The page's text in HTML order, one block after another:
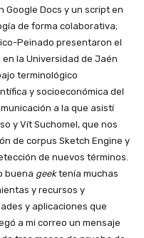
Docs y un script en
de forma colaborativa;
Peinado presentaron el
la Universidad de Jaén
terminológico
y socioeconómica del
a la que asistí
y Vít Suchomel, que nos
de corpus Sketch Engine y
de nuevos términos.
buena geektenía muchas
y recursos y
y aplicaciones que
a mi correo un mensaje